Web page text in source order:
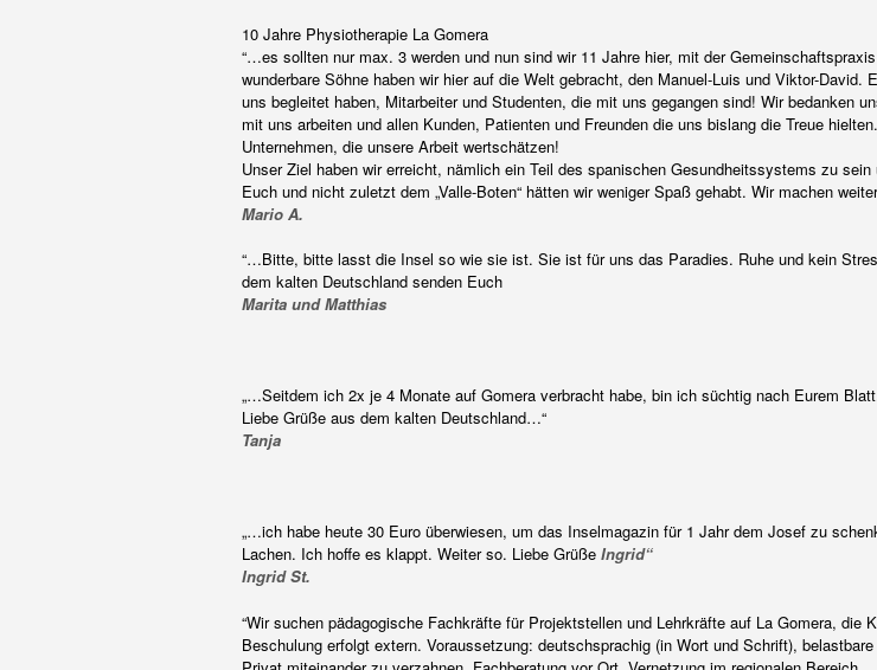
10 Jahre Physiotherapie La Gomera
“…es sollten nur max. 3 werden und nun sind wir 11 Jahre hier, mit der
wunderbare Söhne haben wir hier auf die Welt gebracht, den Manuel-Luis und Viktor-
uns begleitet haben, Mitarbeiter und Studenten, die mit uns gegangen sind! Wir bedanken
mit uns arbeiten und allen Kunden, Patienten und Freunden die uns bislang die Treue
Unternehmen, die unsere Arbeit wertschätzen!
Unser Ziel haben wir erreicht, nämlich ein Teil des spanischen Gesundheitssystems zu
Euch und nicht zuletzt dem „Valle-Boten“ hätten wir weniger Spaß gehabt. Wir machen
Mario A.
“…Bitte, bitte lasst die Insel so wie sie ist. Sie ist für uns das Paradies. Ruhe und kein
dem kalten Deutschland senden Euch
Marita und Matthias
„…Seitdem ich 2x je 4 Monate auf Gomera verbracht habe, bin ich süchtig nach Eurem
Liebe Grüße aus dem kalten Deutschland…“
Tanja
„…ich habe heute 30 Euro überwiesen, um das Inselmagazin für 1 Jahr dem Josef zu
Lachen. Ich hoffe es klappt. Weiter so. Liebe Grüße Ingrid“
Ingrid St.
“Wir suchen pädagogische Fachkräfte für Projektstellen und Lehrkräfte auf La Gomera,
Beschulung erfolgt extern. Voraussetzung: deutschsprachig (in Wort und Schrift),